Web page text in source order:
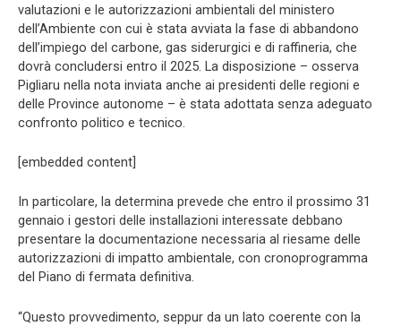
valutazioni e le autorizzazioni ambientali del ministero
dell’Ambiente con cui è stata avviata la fase di abbandono
dell’impiego del carbone, gas siderurgici e di raffineria, che
dovrà concludersi entro il 2025. La disposizione – osserva
Pigliaru nella nota inviata anche ai presidenti delle regioni e
delle Province autonome – è stata adottata senza adeguato
confronto politico e tecnico.
[embedded content]
In particolare, la determina prevede che entro il prossimo 31
gennaio i gestori delle installazioni interessate debbano
presentare la documentazione necessaria al riesame delle
autorizzazioni di impatto ambientale, con cronoprogramma
del Piano di fermata definitiva.
“Questo provvedimento, seppur da un lato coerente con la